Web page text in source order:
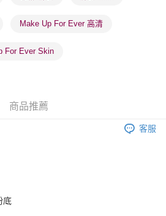
或以上免運費
。確認發貨後2-5個工作天到店，3天內
。確認發貨後2-5個工作天到店，3天內
Make Up For Ever 高清
For Ever Skin
商品推薦
客服
底